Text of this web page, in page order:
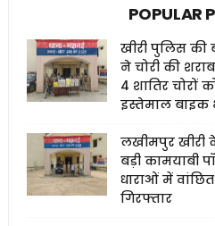
POPULAR
खीरी पुलिस की
ने चोरी की
4 शातिर चोरों
इस्तेमाल बाइक
लखीमपुर खीरी
बड़ी कामयाबी
धाराओं में
गिरफ्तार